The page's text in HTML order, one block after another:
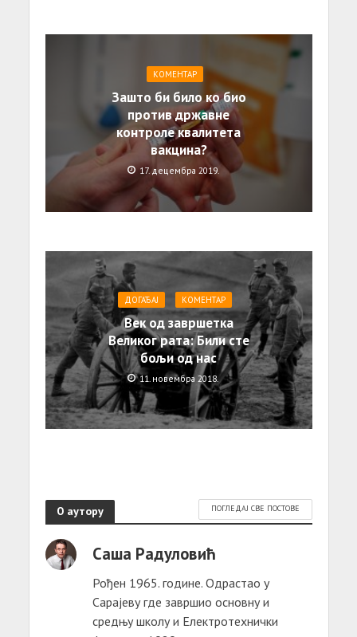
КОМЕНТАР
Зашто би било ко био
против државне
контроле квалитета
вакцина?
17. децембра 2019.
ДОГАЂАЈ КОМЕНТАР
Век од завршетка
Великог рата: Били сте
бољи од нас
11. новембра 2018.
О аутору ПОГЛЕДАЈ СВЕ ПОСТОВЕ
Саша Радуловић
Рођен 1965. године. Одрастао у
Сарајеву где завршио основну и
средњу школу и Електротехнички